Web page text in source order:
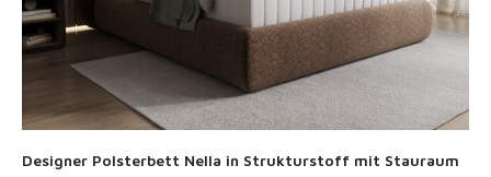
Designer Polsterbett Nella in Strukturstoff mit Stauraum